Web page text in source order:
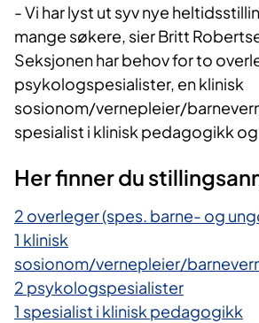
- Vi har lyst ut syv nye
mange søkere, sier Britt
Seksjonen har behov for to
psykologspesialister, en klinisk
sosionom/vernepleier/
spesialist i klinisk pedagogikk
Her finner du
2 overleger (spes. barne- og
1 klinisk
sosionom/vernepleier/
2 psykologspesialister
1 spesialist i klinisk pedagogikk